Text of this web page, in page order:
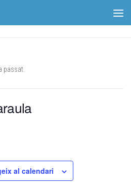
passat.
al calendari